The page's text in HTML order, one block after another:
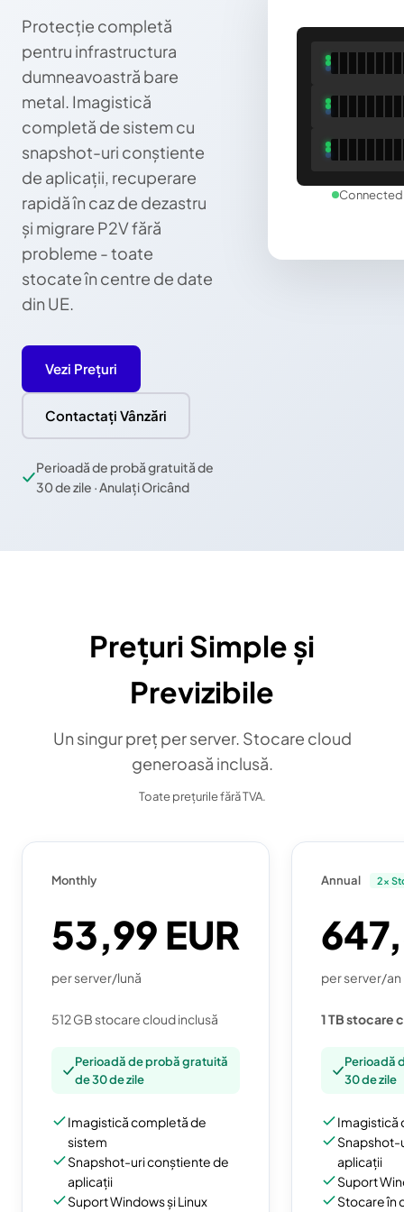
Protecție completă
pentru infrastructura
dumneavoastră bare
metal. Imagistică
completă de sistem cu
snapshot-uri conștiente
de aplicații, recuperare
rapidă în caz de dezastru
și migrare P2V fără
probleme - toate
stocate în centre de date
din UE.
Vezi Prețuri
Contactați Vânzări
Perioadă de probă gratuită de
30 de zile · Anulați Oricând
Connected
Prețuri Simple și
Previzibile
Un singur preț per server. Stocare cloud
generoasă inclusă.
Toate prețurile fără TVA.
Monthly
53,99 EUR
per server/lună
512 GB stocare cloud inclusă
Perioadă de probă gratuită
de 30 de zile
Imagistică completă de
sistem
Snapshot-uri conștiente de
aplicații
Suport Windows și Linux
Annual 2x
per server/an
1 TB stocare
Perioadă
30 de zile
Imagistică
Snapshot-
aplicații
Suport
Stocare în